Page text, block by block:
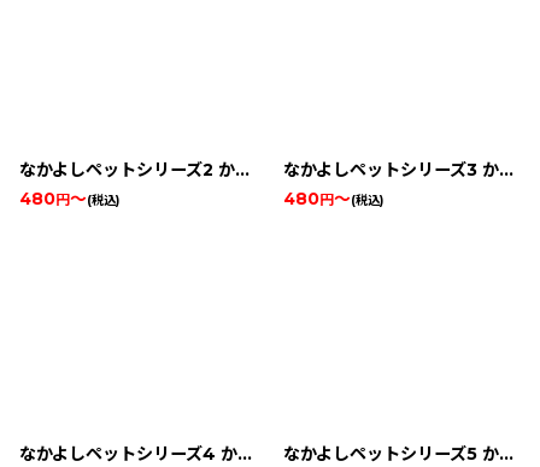
なかよしペットシリーズ2 かわいいウサギ
480円～(税込)
なかよしペットシリーズ3 かわいい仔犬
480円～(税込)
なかよしペットシリーズ4 かわいい子猫 なかよしペットシリーズ5 かわいいハムスター2